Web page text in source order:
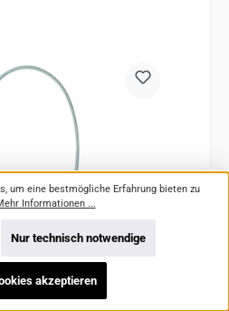
10mm Loop
um eine bestmögliche Erfahrung bieten zu
Informationen ...
Nur technisch notwendige
akzeptieren